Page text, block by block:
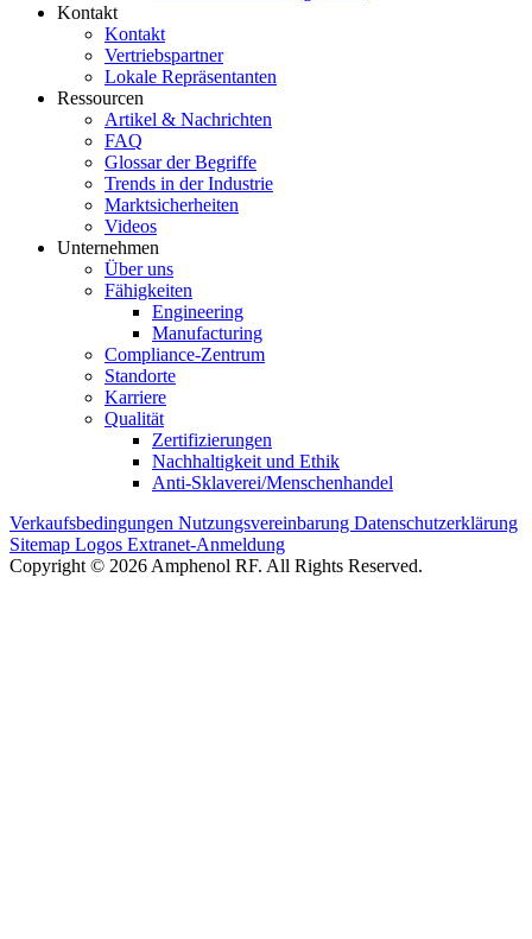
Kontakt
Kontakt
Vertriebspartner
Lokale Repräsentanten
Ressourcen
Artikel & Nachrichten
FAQ
Glossar der Begriffe
Trends in der Industrie
Marktsicherheiten
Videos
Unternehmen
Über uns
Fähigkeiten
Engineering
Manufacturing
Compliance-Zentrum
Standorte
Karriere
Qualität
Zertifizierungen
Nachhaltigkeit und Ethik
Anti-Sklaverei/Menschenhandel
Verkaufsbedingungen Nutzungsvereinbarung Datenschutzerklärung
Sitemap Logos Extranet-Anmeldung
Copyright © 2026 Amphenol RF. All Rights Reserved.